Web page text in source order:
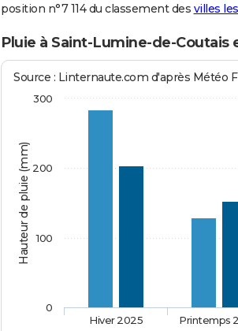
position n°7 114 du classement des villes
Pluie à Saint-Lumine-de-Coutais
Hauteur de pluie (mm)
Source : Linternaute.com d'après Météo
Hiver 2025 Printemps
0
100
200
300